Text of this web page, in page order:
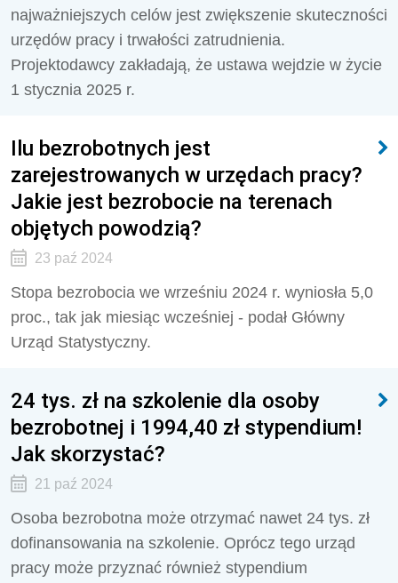
najważniejszych celów jest zwiększenie skuteczności
urzędów pracy i trwałości zatrudnienia.
Projektodawcy zakładają, że ustawa wejdzie w życie
1 stycznia 2025 r.
Ilu bezrobotnych jest
zarejestrowanych w urzędach pracy?
Jakie jest bezrobocie na terenach
objętych powodzią?
23 paź 2024
Stopa bezrobocia we wrześniu 2024 r. wyniosła 5,0
proc., tak jak miesiąc wcześniej - podał Główny
Urząd Statystyczny.
24 tys. zł na szkolenie dla osoby
bezrobotnej i 1994,40 zł stypendium!
Jak skorzystać?
21 paź 2024
Osoba bezrobotna może otrzymać nawet 24 tys. zł
dofinansowania na szkolenie. Oprócz tego urząd
pracy może przyznać również stypendium